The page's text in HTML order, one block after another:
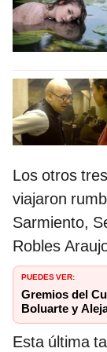
Los otros
viajaron
Sarmiento,
Robles
PUEDES VER:
Gremios del
Boluarte y
Esta última